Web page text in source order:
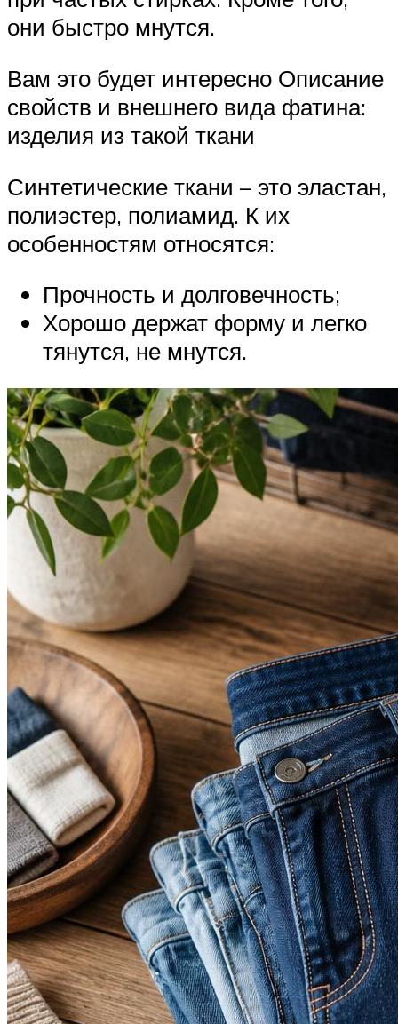
они быстро мнутся.
Вам это будет интересно Описание
свойств и внешнего вида фатина:
изделия из такой ткани
Синтетические ткани – это эластан,
полиэстер, полиамид. К их
особенностям относятся:
Прочность и долговечность;
Хорошо держат форму и легко
тянутся, не мнутся.